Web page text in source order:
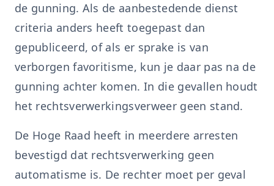
de gunning. Als de aanbestedende dienst
criteria anders heeft toegepast dan
gepubliceerd, of als er sprake is van
verborgen favoritisme, kun je daar pas na de
gunning achter komen. In die gevallen houdt
het rechtsverwerkingsverweer geen stand.
De Hoge Raad heeft in meerdere arresten
bevestigd dat rechtsverwerking geen
automatisme is. De rechter moet per geval